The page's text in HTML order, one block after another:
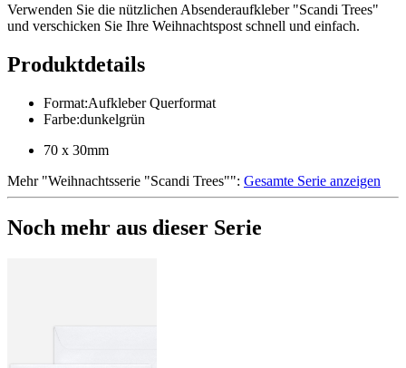
Verwenden Sie die nützlichen Absenderaufkleber "Scandi Trees"
und verschicken Sie Ihre Weihnachtspost schnell und einfach.
Produktdetails
Format:Aufkleber Querformat
Farbe:dunkelgrün
70 x 30mm
Mehr"Weihnachtsserie "Scandi Trees"": Gesamte Serie anzeigen
Noch mehr aus dieser Serie